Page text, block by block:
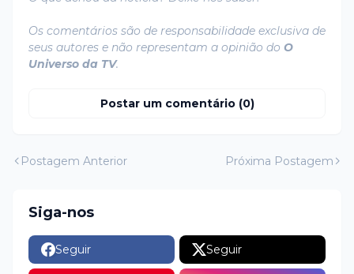
Os comentários são de responsabilidade exclusiva de
seus autores e não representam a opinião do O
Universo da TV.
Postar um comentário (0)
Postagem Anterior Próxima Postagem
Siga-nos
Seguir Seguir